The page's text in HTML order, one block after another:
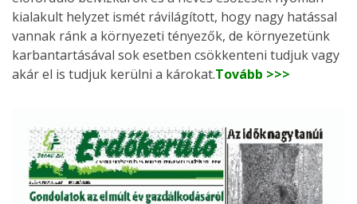
kialakult helyzet ismét rávilágított, hogy nagy hatással
vannak ránk a környezeti tényezők, de környezetünk
karbantartásával sok esetben csökkenteni tudjuk vagy
akár el is tudjuk kerülni a károkat.Tovább >>>